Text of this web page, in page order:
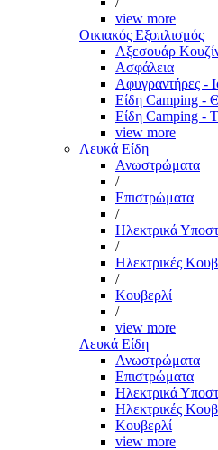
view more
Οικιακός Εξοπλισμός
Αξεσουάρ
Ασφάλεια
Αφυγραντήρες -
Είδη Camping -
Είδη Camping -
view more
Λευκά Είδη
Ανωστρώματα
/
Επιστρώματα
/
Ηλεκτρικά
/
Ηλεκτρικές
/
Κουβερλί
/
view more
Λευκά Είδη
Ανωστρώματα
Επιστρώματα
Ηλεκτρικά
Ηλεκτρικές
Κουβερλί
view more